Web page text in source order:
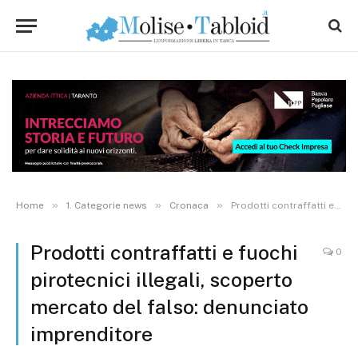
Home » 1. Categorie news » Cronaca » Prodotti contraffatti e fuochi pirotecnici illegali, scoperto mercato del falso: denunciato imprenditore
Prodotti contraffatti e fuochi
pirotecnici illegali, scoperto
mercato del falso: denunciato
imprenditore
0